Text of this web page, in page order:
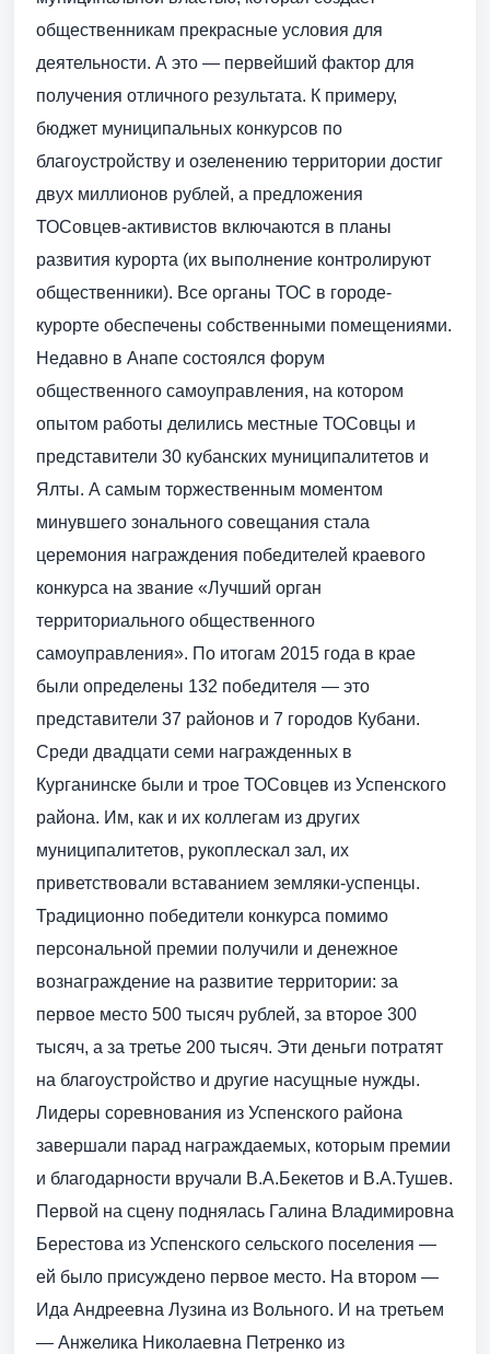
общественникам прекрасные условия для
деятельности. А это — первейший фактор для
получения отличного результата. К примеру,
бюджет муниципальных конкурсов по
благоустройству и озеленению территории достиг
двух миллионов рублей, а предложения
ТОСовцев-активистов включаются в планы
развития курорта (их выполнение контролируют
общественники). Все органы ТОС в городе-
курорте обеспечены собственными помещениями.
Недавно в Анапе состоялся форум
общественного самоуправления, на котором
опытом работы делились местные ТОСовцы и
представители 30 кубанских муниципалитетов и
Ялты. А самым торжественным моментом
минувшего зонального совещания стала
церемония награждения победителей крае­вого
конкурса на звание «Лучший орган
территориального общественного
самоуправления». По итогам 2015 года в крае
были определены 132 победителя — это
представители 37 районов и 7 городов Кубани.
Среди двадцати семи награжденных в
Курганинске были и трое ТОСовцев из Успенского
района. Им, как и их коллегам из других
муниципалитетов, рукоплес­кал зал, их
приветствовали вставанием земляки-успенцы.
Традиционно победители конкурса помимо
персональной премии получили и денежное
вознаграждение на развитие территории: за
первое место 500 тысяч рублей, за второе 300
тысяч, а за третье 200 тысяч. Эти деньги потратят
на благоустройство и другие насущные нужды.
Лидеры соревнования из Успенского района
завершали парад награждаемых, которым премии
и благодарности вручали В.А.Бекетов и В.А.Тушев.
Первой на сцену поднялась Галина Владимировна
Берестова из Успенского сельского поселения —
ей было присуждено первое место. На втором —
Ида Анд­реевна Лузина из Вольного. И на третьем
— Анжелика Николаевна Пет­ренко из